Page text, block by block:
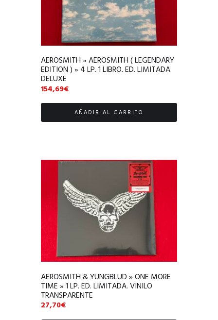
AEROSMITH » AEROSMITH ( LEGENDARY
EDITION ) » 4 LP. 1 LIBRO. ED. LIMITADA
DELUXE
154,69€
AÑADIR AL CARRITO
AEROSMITH & YUNGBLUD » ONE MORE
TIME » 1 LP. ED. LIMITADA. VINILO
TRANSPARENTE
27,70€